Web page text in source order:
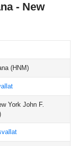
- New
(HNM)
York John F.